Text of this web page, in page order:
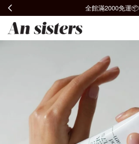
全館滿2000免運📦